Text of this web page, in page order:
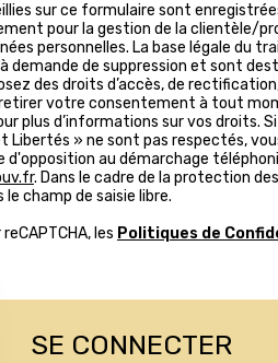
sur ce formulaire sont
pour la gestion de la clientèle/
personnelles. La base légale du
demande de suppression et sont
des droits d’accès, de
votre consentement à tout
plus d’informations sur vos droits.
» ne sont pas respectés,
d'opposition au démarchage
. Dans le cadre de la protection
le champ de saisie libre.
les Politiques de
SE CONNECTER